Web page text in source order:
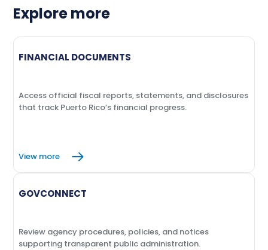
Explore more
FINANCIAL DOCUMENTS
Access official fiscal reports, statements, and disclosures
that track Puerto Rico’s financial progress.
View more
GOVCONNECT
Review agency procedures, policies, and notices
supporting transparent public administration.